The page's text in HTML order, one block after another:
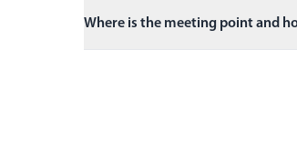
Where is the meeting point and